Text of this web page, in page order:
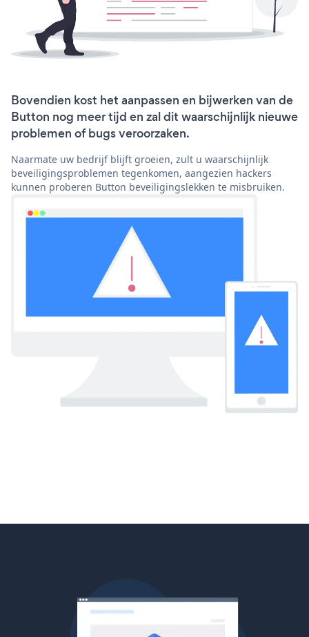
Bovendien kost het aanpassen en bijwerken van de
Button nog meer tijd en zal dit waarschijnlijk nieuwe
problemen of bugs veroorzaken.
Naarmate uw bedrijf blijft groeien, zult u waarschijnlijk
beveiligingsproblemen tegenkomen, aangezien hackers
kunnen proberen Button beveiligingslekken te misbruiken.